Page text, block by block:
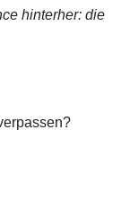
hinterher: die